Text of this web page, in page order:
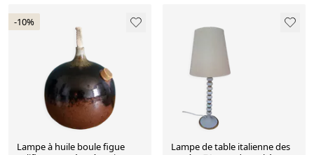
-10%
Lampe à huile boule figue
Lampe de table italienne des